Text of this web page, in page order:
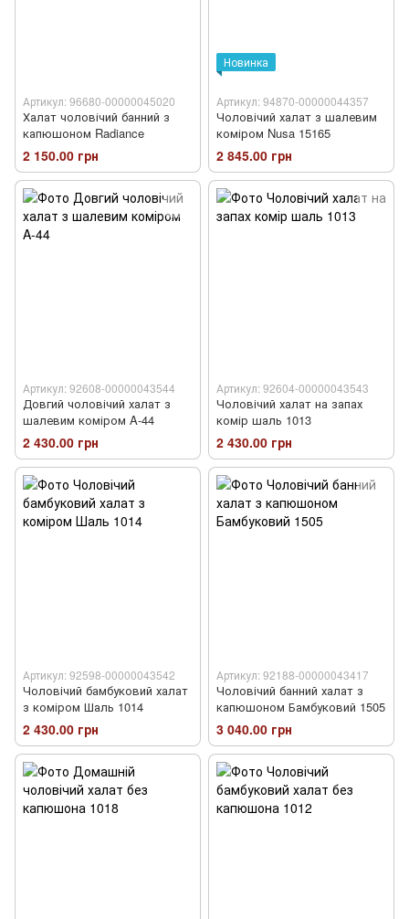
Артикул: 96680-00000045020
Халат чоловічий банний з
капюшоном Radiance
2 150.00 грн
Новинка
Артикул: 94870-00000044357
Чоловічий халат з шалевим
коміром Nusa 15165
2 845.00 грн
Артикул: 92608-00000043544
Довгий чоловічий халат з
шалевим коміром A-44
2 430.00 грн
Артикул: 92604-00000043543
Чоловічий халат на запах
комір шаль 1013
2 430.00 грн
Артикул: 92598-00000043542
Чоловічий бамбуковий халат
з коміром Шаль 1014
2 430.00 грн
Артикул: 92188-00000043417
Чоловічий банний халат з
капюшоном Бамбуковий 1505
3 040.00 грн